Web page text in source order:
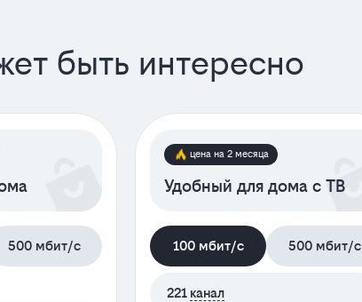
быть интересно
500 мбит/с
цена на 2 месяца
Удобный для дома с ТВ
100 мбит/с 500 мбит/с
221 канал